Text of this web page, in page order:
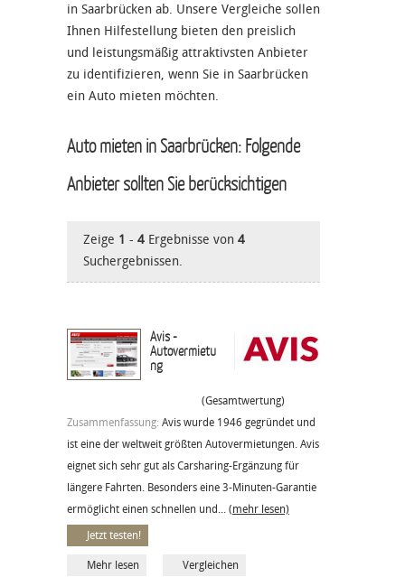
in Saarbrücken ab. Unsere Vergleiche sollen
Ihnen Hilfestellung bieten den preislich
und leistungsmäßig attraktivsten Anbieter
zu identifizieren, wenn Sie in Saarbrücken
ein Auto mieten möchten.
Auto mieten in Saarbrücken: Folgende
Anbieter sollten Sie berücksichtigen
Zeige 1 - 4 Ergebnisse von 4
Suchergebnissen.
Avis -
Autovermietu
ng
(Gesamtwertung)
Zusammenfassung: Avis wurde 1946 gegründet und
ist eine der weltweit größten Autovermietungen. Avis
eignet sich sehr gut als Carsharing-Ergänzung für
längere Fahrten. Besonders eine 3-Minuten-Garantie
ermöglicht einen schnellen und... (mehr lesen)
Jetzt testen!
Mehr lesen Vergleichen